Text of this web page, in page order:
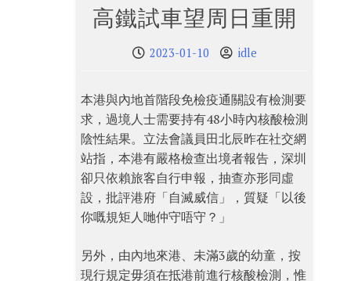
高鐵試車望周日重開
2023-01-10 idle
本港與內地首階段免檢疫通關設有檢測要
求，過境人士需要持有48小時內核酸檢測
陰性結果。立法會議員田北辰昨在社交網
站指，本港有嚴格檢查出境者報告，深圳
卻只依賴旅客自行申報，抽查亦形同虛
設，批評港府「自滅威信」，質疑「以後
你嘅規矩人哋仲守唔守？」
另外，由內地來港、未滿3歲的幼童，按
現行規定毋須在抵港前進行核酸檢測，惟